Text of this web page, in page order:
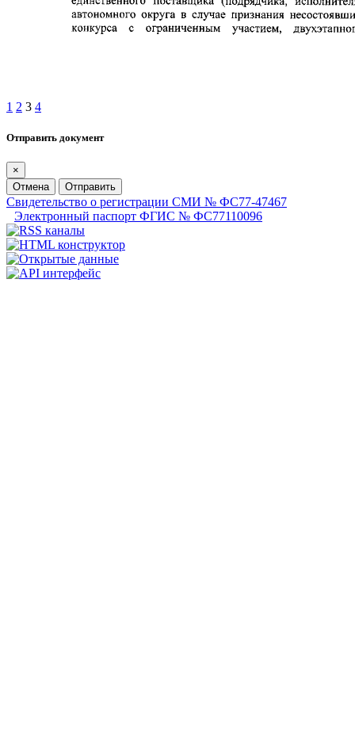
1 2 3 4
Отправить документ
×
Отмена
Отправить
Свидетельство о регистрации СМИ № ФС77-47467
Электронный паспорт ФГИС № ФС77110096